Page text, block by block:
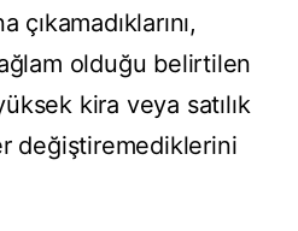
çıkamadıklarını,
olduğu belirtilen
kira veya satılık
değiştiremediklerini